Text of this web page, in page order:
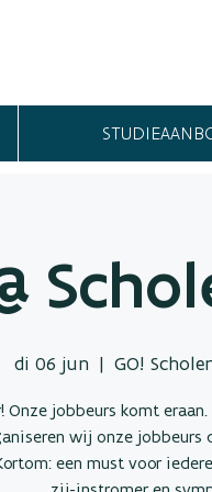
di 06 jun
  |
GO!
Onze jobbeurs komt
wij onze jobbeurs
een must voor